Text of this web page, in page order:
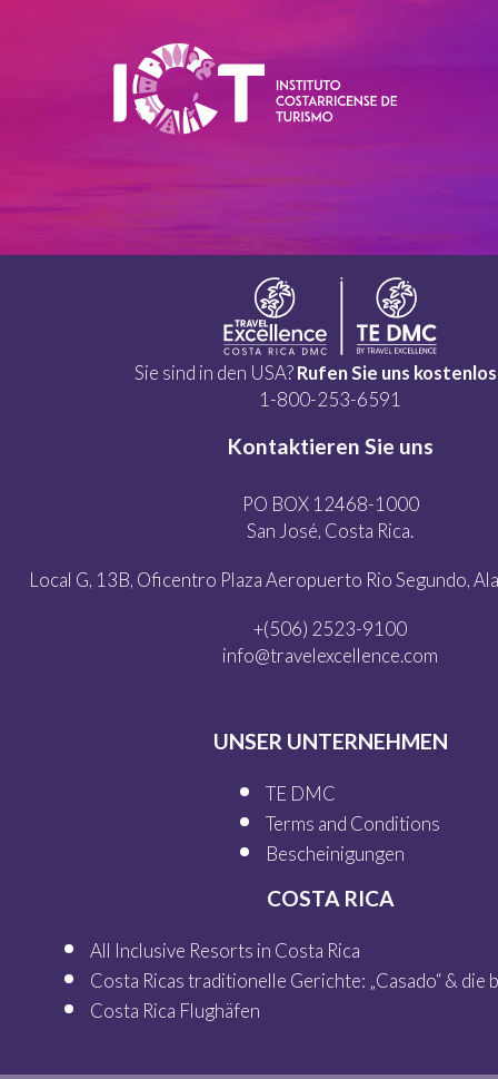
Sie sind in den USA?Rufen Sie uns
1-800-253-6591
Kontaktieren Sie uns
PO BOX 12468-1000
San José, Costa Rica.
Local G, 13B, Oficentro Plaza Aeropuerto Rio Segundo,
+(506) 2523-9100
info@travelexcellence.com
UNSER UNTERNEHMEN
TE DMC
Terms and Conditions
Bescheinigungen
COSTA RICA
All Inclusive Resorts in Costa Rica
Costa Ricas traditionelle Gerichte: „Casado“ & die
Costa Rica Flughäfen